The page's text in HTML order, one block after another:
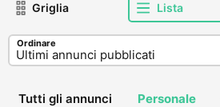
Griglia Lista
Ordinare
Tutti gli annunci Personale